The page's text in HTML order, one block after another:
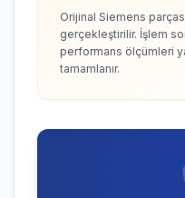
Orijinal Siemens
gerçekleştirilir. İşlem
performans ölçümleri
tamamlanır.